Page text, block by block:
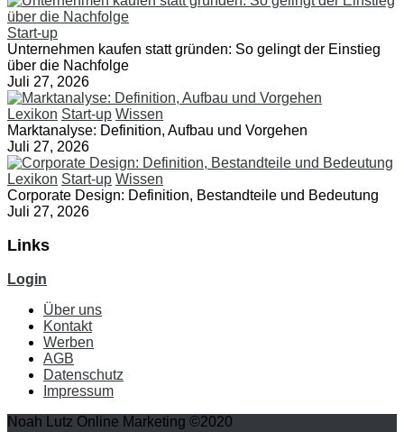
Start-up
Unternehmen kaufen statt gründen: So gelingt der Einstieg
über die Nachfolge
Juli 27, 2026
Lexikon Start-up Wissen
Marktanalyse: Definition, Aufbau und Vorgehen
Juli 27, 2026
Lexikon Start-up Wissen
Corporate Design: Definition, Bestandteile und Bedeutung
Juli 27, 2026
Links
Login
Über uns
Kontakt
Werben
AGB
Datenschutz
Impressum
Noah Lutz Online Marketing ©2020